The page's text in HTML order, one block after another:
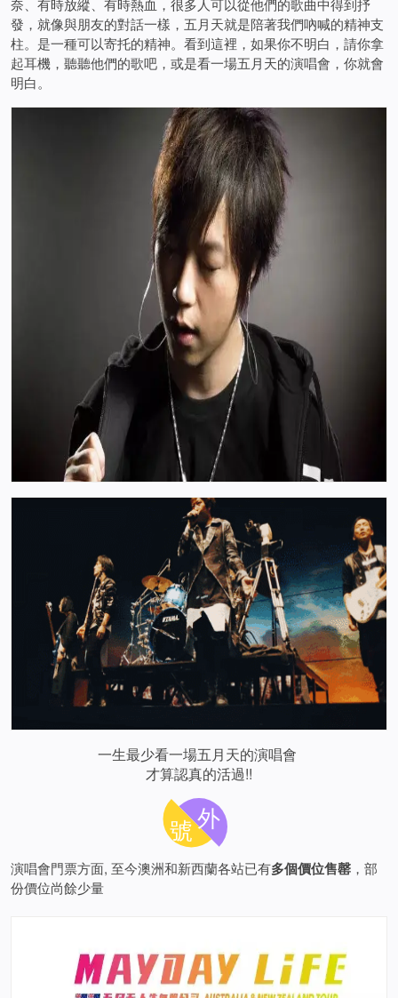
奈、有時放縱、有時熱血，很多人可以從他們的歌曲中得到抒
發，就像與朋友的對話一樣，五月天就是陪著我們吶喊的精神支
柱。是一種可以寄托的精神。看到這裡，如果你不明白，請你拿
起耳機，聽聽他們的歌吧，或是看一場五月天的演唱會，你就會
明白。
一生最少看一場五月天的演唱會
才算認真的活過!!
外
號
演唱會門票方面, 至今澳洲和新西蘭各站已有多個價位售罄 ，部
份價位尚餘少量